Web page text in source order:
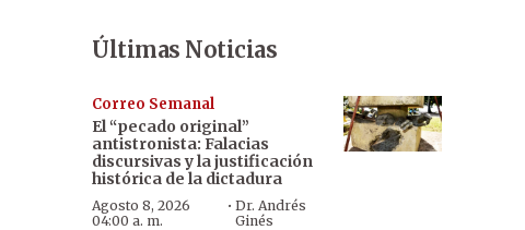
Últimas Noticias
Correo Semanal
El “pecado original”
antistronista: Falacias
discursivas y la justificación
histórica de la dictadura
Agosto 8, 2026
04:00 a. m.
·Dr. Andrés
Ginés